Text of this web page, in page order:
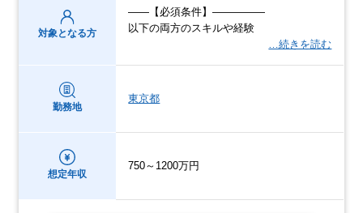
対象となる方
――【必須条件】―――――
以下の両方のスキルや経験
…続きを読む
勤務地
東京都
想定年収
750～1200万円